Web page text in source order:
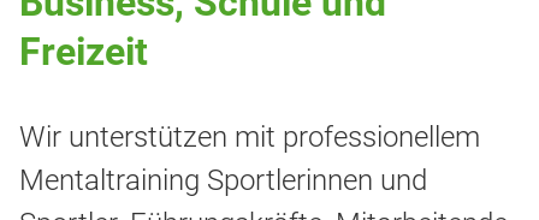
Freizeit
Wir unterstützen mit professionellem
Mentaltraining Sportlerinnen und